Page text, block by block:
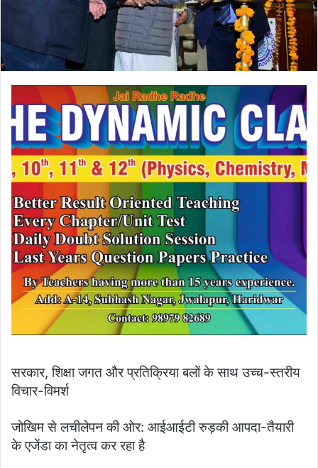
सरकार, शिक्षा जगत और प्रतिक्रिया बलों के साथ उच्च-स्तरीय
विचार-विमर्श
जोखिम से लचीलेपन की ओर: आईआईटी रुड़की आपदा-तैयारी
के एजेंडा का नेतृत्व कर रहा है